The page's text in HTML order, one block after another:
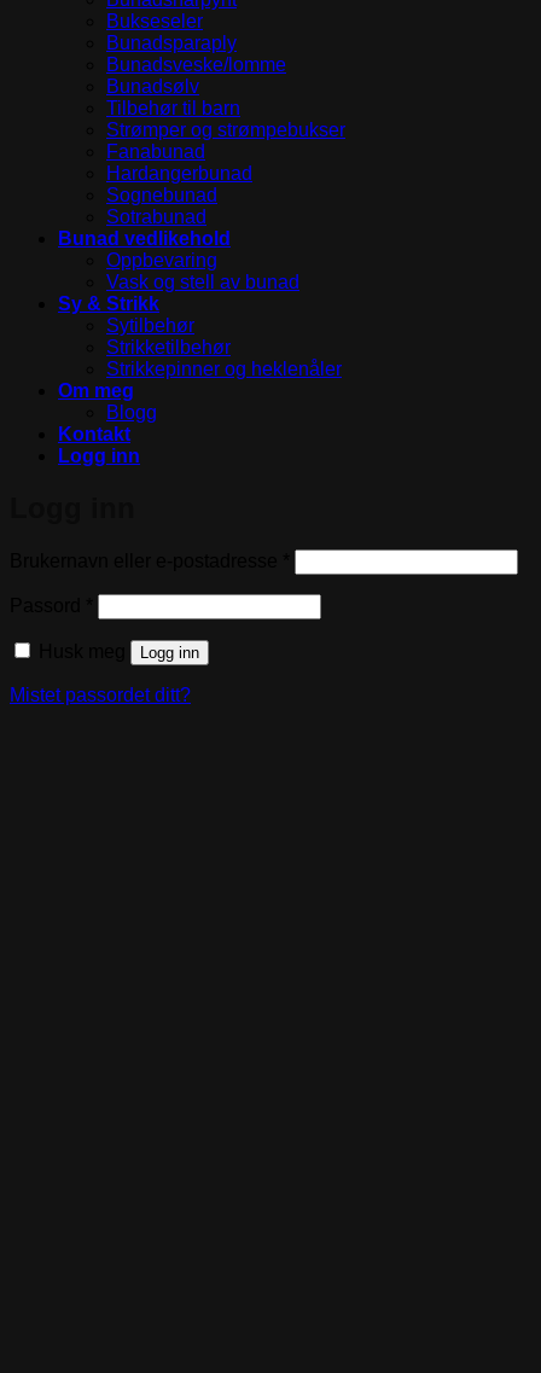
Bukseseler
Bunadsparaply
Bunadsveske/lomme
Bunadsølv
Tilbehør til barn
Strømper og strømpebukser
Fanabunad
Hardangerbunad
Sognebunad
Sotrabunad
Bunad vedlikehold
Oppbevaring
Vask og stell av bunad
Sy & Strikk
Sytilbehør
Strikketilbehør
Strikkepinner og heklenåler
Om meg
Blogg
Kontakt
Logg inn
Logg inn
Mistet passordet ditt?